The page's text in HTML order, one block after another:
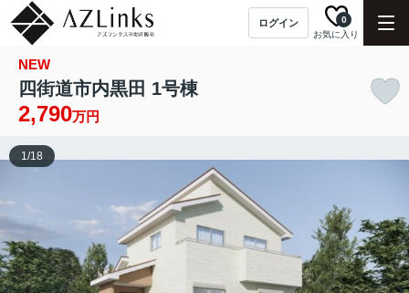
ログイン
お気に入り
0
NEW
四街道市内黒田 1号棟
2,790万円
1/18